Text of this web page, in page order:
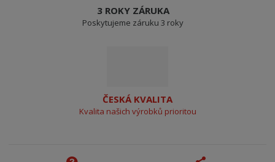
3 ROKY ZÁRUKA
Poskytujeme záruku 3 roky
ČESKÁ KVALITA
Kvalita našich výrobků prioritou